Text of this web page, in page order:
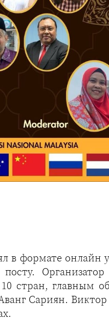
в формате онлайн
стран, главным
Сариян.